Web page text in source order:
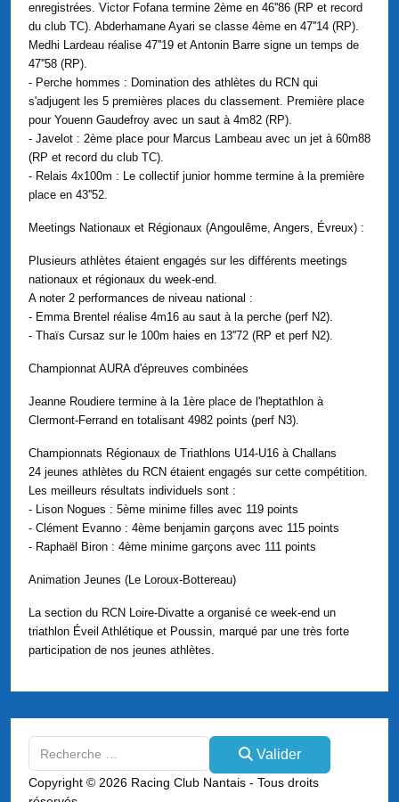
enregistrées. Victor Fofana termine 2ème en 46''86 (RP et record
du club TC). Abderhamane Ayari se classe 4ème en 47''14 (RP).
Medhi Lardeau réalise 47''19 et Antonin Barre signe un temps de
47''58 (RP).
- Perche hommes : Domination des athlètes du RCN qui
s'adjugent les 5 premières places du classement. Première place
pour Youenn Gaudefroy avec un saut à 4m82 (RP).
- Javelot : 2ème place pour Marcus Lambeau avec un jet à 60m88
(RP et record du club TC).
- Relais 4x100m : Le collectif junior homme termine à la première
place en 43''52.
Meetings Nationaux et Régionaux (Angoulême, Angers, Évreux) :
Plusieurs athlètes étaient engagés sur les différents meetings
nationaux et régionaux du week-end.
A noter 2 performances de niveau national :
- Emma Brentel réalise 4m16 au saut à la perche (perf N2).
- Thaïs Cursaz sur le 100m haies en 13''72 (RP et perf N2).
Championnat AURA d'épreuves combinées
Jeanne Roudiere termine à la 1ère place de l'heptathlon à
Clermont-Ferrand en totalisant 4982 points (perf N3).
Championnats Régionaux de Triathlons U14-U16 à Challans
24 jeunes athlètes du RCN étaient engagés sur cette compétition.
Les meilleurs résultats individuels sont :
- Lison Nogues : 5ème minime filles avec 119 points
- Clément Evanno : 4ème benjamin garçons avec 115 points
- Raphaël Biron : 4ème minime garçons avec 111 points
Animation Jeunes (Le Loroux-Bottereau)
La section du RCN Loire-Divatte a organisé ce week-end un
triathlon Éveil Athlétique et Poussin, marqué par une très forte
participation de nos jeunes athlètes.
Type 2 or more characters for results.
Valider
Copyright © 2026 Racing Club Nantais - Tous droits